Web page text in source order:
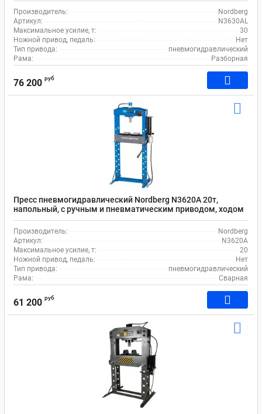
Производитель:
Nordberg
Артикул:
N3630AL
Максимальное усилие, т:
30
Ножной привод, педаль:
Нет
Тип привода:
пневмогидравлический
Рама:
Разборная
76 200 руб
Пресс пневмогидравлический Nordberg N3620A 20т,
напольный, с ручным и пневматическим приводом, ходом
штока 190 мм, подвижным цилиндром
Производитель:
Nordberg
Артикул:
N3620A
Максимальное усилие, т:
20
Ножной привод, педаль:
Нет
Тип привода:
пневмогидравлический
Рама:
Сварная
61 200 руб